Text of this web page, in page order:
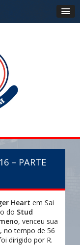
– PARTE
Heart em Sai
do Stud
, venceu sua
no tempo de 56
dirigido por R.